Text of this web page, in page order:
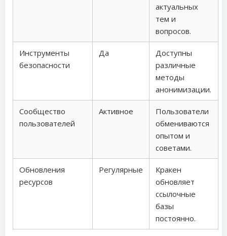
актуальных
тем и
вопросов.
Инструменты
безопасности
Да
Доступны
различные
методы
анонимизации.
Сообщество
пользователей
Активное
Пользователи
обмениваются
опытом и
советами.
Обновления
ресурсов
Регулярные
Кракен
обновляет
ссылочные
базы
постоянно.